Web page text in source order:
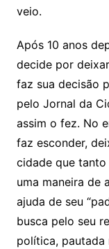
veio.
Após 10 anos
decide por
faz sua decisão
pelo Jornal da
assim o fez. No
faz esconder,
cidade que tanto
uma maneira de
ajuda de seu
busca pelo seu
política,